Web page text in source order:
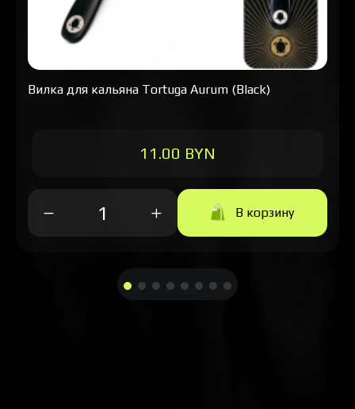
Вилка для кальяна Tortuga Aurum (Black)
11.00 BYN
В корзину